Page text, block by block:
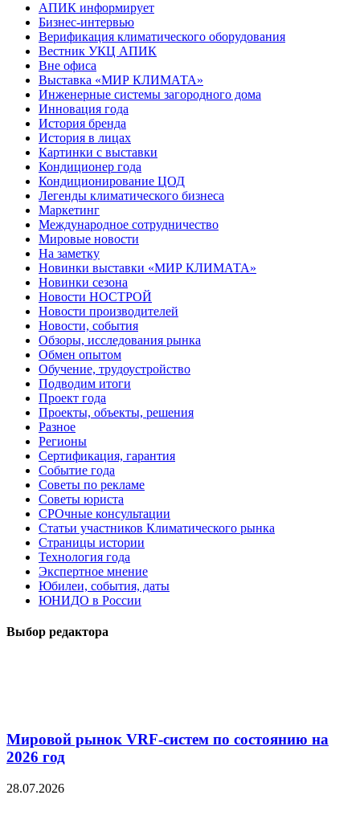
АПИК информирует
Бизнес-интервью
Верификация климатического оборудования
Вестник УКЦ АПИК
Вне офиса
Выставка «МИР КЛИМАТА»
Инженерные системы загородного дома
Инновация года
История бренда
История в лицах
Картинки с выставки
Кондиционер года
Кондиционирование ЦОД
Легенды климатического бизнеса
Маркетинг
Международное сотрудничество
Мировые новости
На заметку
Новинки выставки «МИР КЛИМАТА»
Новинки сезона
Новости НОСТРОЙ
Новости производителей
Новости, события
Обзоры, исследования рынка
Обмен опытом
Обучение, трудоустройство
Подводим итоги
Проект года
Проекты, объекты, решения
Разное
Регионы
Сертификация, гарантия
Событие года
Советы по рекламе
Советы юриста
СРОчные консультации
Статьи участников Климатического рынка
Страницы истории
Технология года
Экспертное мнение
Юбилеи, события, даты
ЮНИДО в России
Выбор редактора
Мировой рынок VRF-систем по состоянию на
2026 год
28.07.2026